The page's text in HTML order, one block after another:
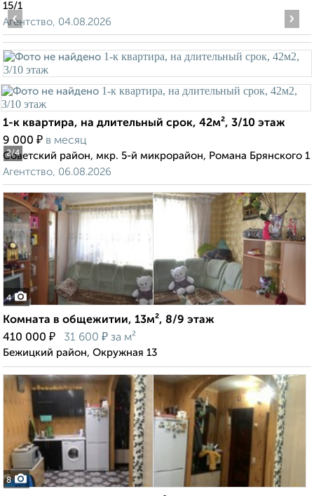
15/1
Агентство, 04.08.2026
2/4
‹ ›
1-к квартира, на длительный срок, 42м², 3/10 этаж
9 000 ₽ в месяц
Советский район, мкр. 5-й микрорайон, Романа Брянского 1
Агентство, 06.08.2026
4
Комната в общежитии, 13м², 8/9 этаж
410 000 ₽ 31 600 ₽ за м²
Бежицкий район, Окружная 13
8